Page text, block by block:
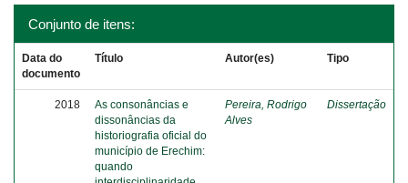
Conjunto de itens:
Data do
documento
Título Autor(es) Tipo
2018
As consonâncias e
dissonâncias da
historiografia oficial do
município de Erechim:
quando
Pereira, Rodrigo
Alves
Dissertação